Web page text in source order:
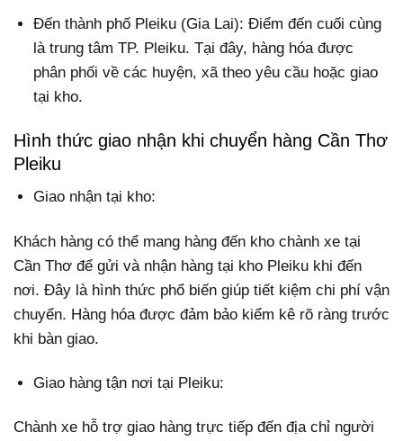
Đến thành phố Pleiku (Gia Lai): Điểm đến cuối cùng
là trung tâm TP. Pleiku. Tại đây, hàng hóa được
phân phối về các huyện, xã theo yêu cầu hoặc giao
tại kho.
Hình thức giao nhận khi chuyển hàng Cần Thơ
Pleiku
Giao nhận tại kho:
Khách hàng có thể mang hàng đến kho chành xe tại
Cần Thơ để gửi và nhận hàng tại kho Pleiku khi đến
nơi. Đây là hình thức phổ biến giúp tiết kiệm chi phí vận
chuyển. Hàng hóa được đảm bảo kiểm kê rõ ràng trước
khi bàn giao.
Giao hàng tận nơi tại Pleiku:
Chành xe hỗ trợ giao hàng trực tiếp đến địa chỉ người